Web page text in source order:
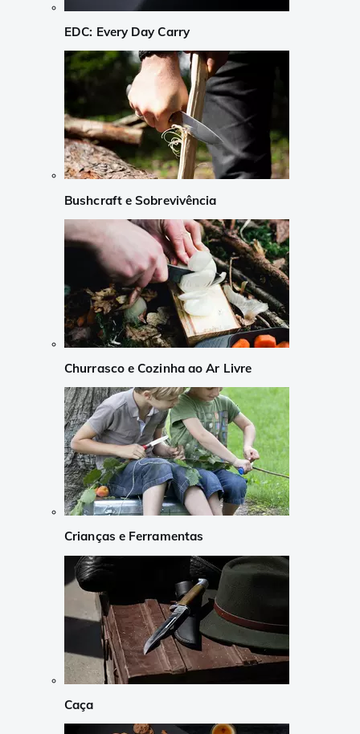
EDC: Every Day Carry
Bushcraft e Sobrevivência
Churrasco e Cozinha ao Ar Livre
Crianças e Ferramentas
Caça